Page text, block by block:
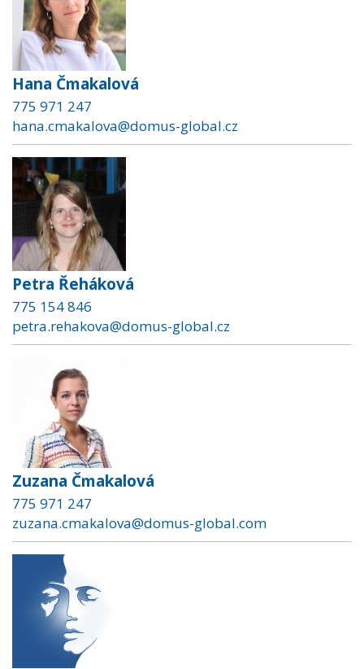
Hana Čmakalová
775 971 247
hana.cmakalova@domus-global.cz
Petra Řeháková
775 154 846
petra.rehakova@domus-global.cz
Zuzana Čmakalová
775 971 247
zuzana.cmakalova@domus-global.com